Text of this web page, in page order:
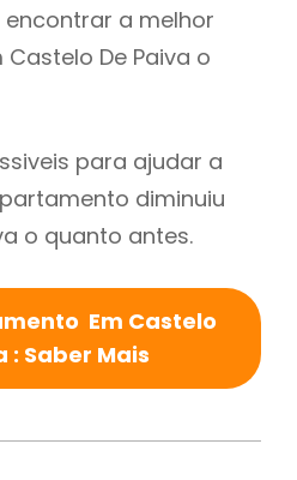
a melhor
De Paiva o
para ajudar a
diminuiu
o quanto antes.
Em Castelo
: Saber Mais